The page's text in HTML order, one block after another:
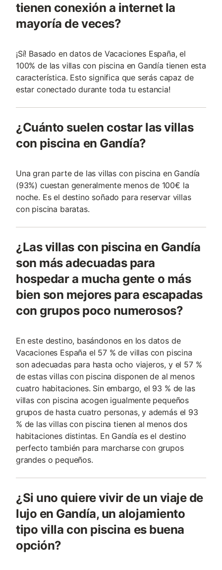
tienen conexión a internet la
mayoría de veces?
¡Sí! Basado en datos de Vacaciones España, el
100% de las villas con piscina en Gandía tienen esta
característica. Esto significa que serás capaz de
estar conectado durante toda tu estancia!
¿Cuánto suelen costar las villas
con piscina en Gandía?
Una gran parte de las villas con piscina en Gandía
(93%) cuestan generalmente menos de 100€ la
noche. Es el destino soñado para reservar villas
con piscina baratas.
¿Las villas con piscina en Gandía
son más adecuadas para
hospedar a mucha gente o más
bien son mejores para escapadas
con grupos poco numerosos?
En este destino, basándonos en los datos de
Vacaciones España el 57 % de villas con piscina
son adecuadas para hasta ocho viajeros, y el 57 %
de estas villas con piscina disponen de al menos
cuatro habitaciones. Sin embargo, el 93 % de las
villas con piscina acogen igualmente pequeños
grupos de hasta cuatro personas, y además el 93
% de las villas con piscina tienen al menos dos
habitaciones distintas. En Gandía es el destino
perfecto también para marcharse con grupos
grandes o pequeños.
¿Si uno quiere vivir de un viaje de
lujo en Gandía, un alojamiento
tipo villa con piscina es buena
opción?